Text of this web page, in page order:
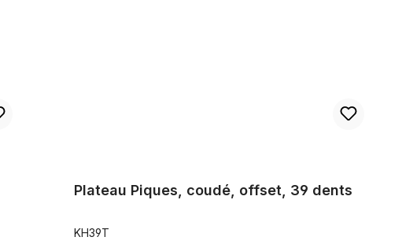
Plateau Piques, coudé, offset, 39 dents
KH39T